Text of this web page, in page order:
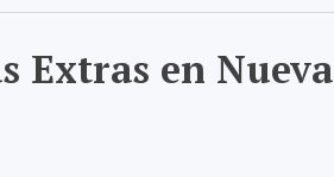
Extras en Nueva